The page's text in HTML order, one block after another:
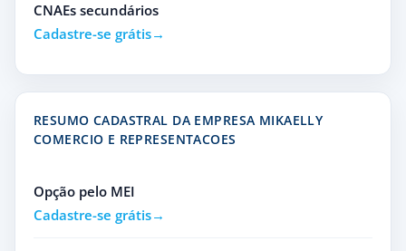
CNAEs secundários
Cadastre-se grátis
RESUMO CADASTRAL DA EMPRESA MIKAELLY
COMERCIO E REPRESENTACOES
Opção pelo MEI
Cadastre-se grátis